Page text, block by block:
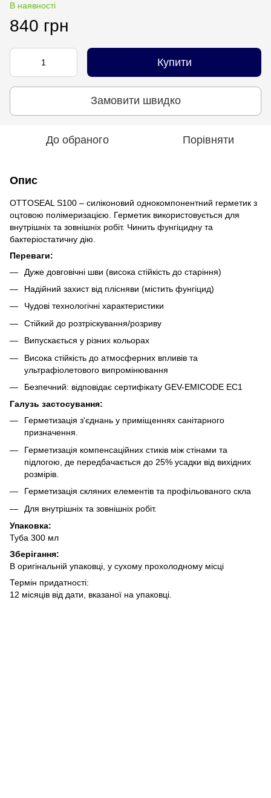
В наявності
840 грн
Купити
Замовити швидко
До обраного Порівняти
Опис
OTTOSEAL S100 – силіконовий однокомпонентний герметик з
оцтовою полімеризацією. Герметик використовується для
внутрішніх та зовнішніх робіт. Чинить фунгіцидну та
бактеріостатичну дію.
Переваги:
Дуже довговічні шви (висока стійкість до старіння)
Надійний захист від плісняви ​​(містить фунгіцид)
Чудові технологічні характеристики
Стійкий до розтріскування/розриву
Випускається у різних кольорах
Висока стійкість до атмосферних впливів та
ультрафіолетового випромінювання
Безпечний: відповідає сертифікату GEV-EMICODE EC1
Галузь застосування:
Герметизація з'єднань у приміщеннях санітарного
призначення.
Герметизація компенсаційних стиків між стінами та
підлогою, де передбачається до 25% усадки від вихідних
розмірів.
Герметизація скляних елементів та профільованого скла
Для внутрішніх та зовнішніх робіт.
Упаковка:
Туба 300 мл
Зберігання:
В оригінальній упаковці, у сухому прохолодному місці
Термін придатності:
12 місяців від дати, вказаної на упаковці.